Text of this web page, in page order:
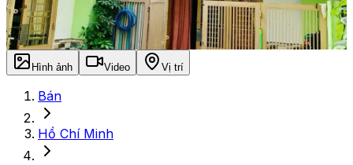
Hình ảnh Video Vị trí
Bán
Hồ Chí Minh